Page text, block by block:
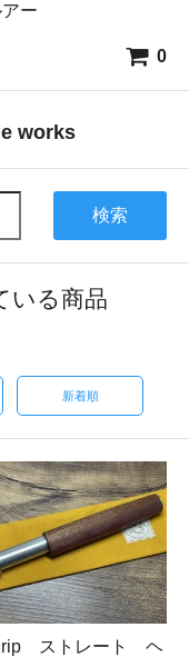
ー
0
works
検索
いる商品
新着順
ストレート ヘ